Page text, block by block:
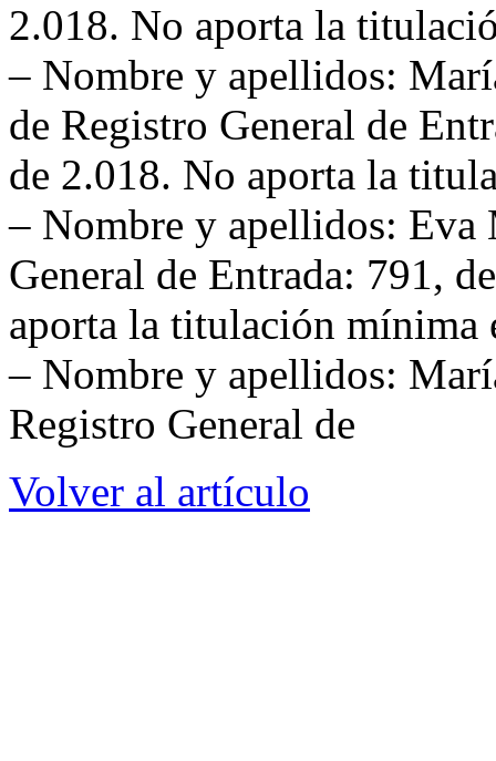
2.018. No aporta la
– Nombre y apellidos:
de Registro General de
de 2.018. No aporta la
– Nombre y apellidos: Eva
General de Entrada: 791,
aporta la titulación mínima
– Nombre y apellidos:
Registro General de
Volver al artículo